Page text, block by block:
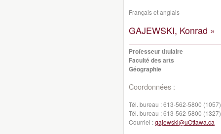
Français et anglais
GAJEWSKI, Konrad »
Professeur titulaire
Faculté des arts
Géographie
Coordonnées :
Tél. bureau :613-562-5800 (1057)
Tél. bureau :613-562-5800 (1327)
Courriel :gajewski@uOttawa.ca